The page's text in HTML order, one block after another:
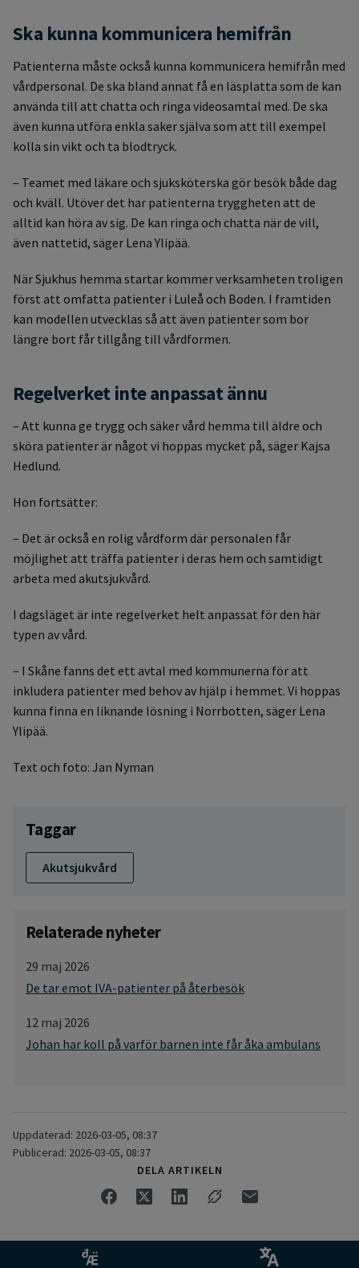
Ska kunna kommunicera hemifrån
Patienterna måste också kunna kommunicera hemifrån med
vårdpersonal. De ska bland annat få en läsplatta som de kan
använda till att chatta och ringa videosamtal med. De ska
även kunna utföra enkla saker själva som att till exempel
kolla sin vikt och ta blodtryck.
– Teamet med läkare och sjuksköterska gör besök både dag
och kväll. Utöver det har patienterna tryggheten att de
alltid kan höra av sig. De kan ringa och chatta när de vill,
även nattetid, säger Lena Ylipää.
När Sjukhus hemma startar kommer verksamheten troligen
först att omfatta patienter i Luleå och Boden. I framtiden
kan modellen utvecklas så att även patienter som bor
längre bort får tillgång till vårdformen.
Regelverket inte anpassat ännu
– Att kunna ge trygg och säker vård hemma till äldre och
sköra patienter är något vi hoppas mycket på, säger Kajsa
Hedlund.
Hon fortsätter:
– Det är också en rolig vårdform där personalen får
möjlighet att träffa patienter i deras hem och samtidigt
arbeta med akutsjukvård.
I dagsläget är inte regelverket helt anpassat för den här
typen av vård.
– I Skåne fanns det ett avtal med kommunerna för att
inkludera patienter med behov av hjälp i hemmet. Vi hoppas
kunna finna en liknande lösning i Norrbotten, säger Lena
Ylipää.
Text och foto: Jan Nyman
Taggar
Akutsjukvård
Relaterade nyheter
29 maj 2026
De tar emot IVA-patienter på återbesök
12 maj 2026
Johan har koll på varför barnen inte får åka ambulans
Uppdaterad: 2026-03-05, 08:37
Publicerad: 2026-03-05, 08:37
DELA ARTIKELN